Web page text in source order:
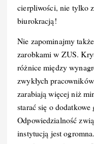
cierpliwości, nie tylko
biurokracją!
Nie zapominajmy
zarobkami w ZUS.
różnice między
zwykłych
zarabiają więcej niż
starać się o
Odpowiedzialność
instytucją jest